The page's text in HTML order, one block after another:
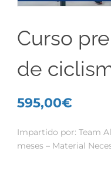
Curso
de
595,00€
Impartido por: Team
meses – Material